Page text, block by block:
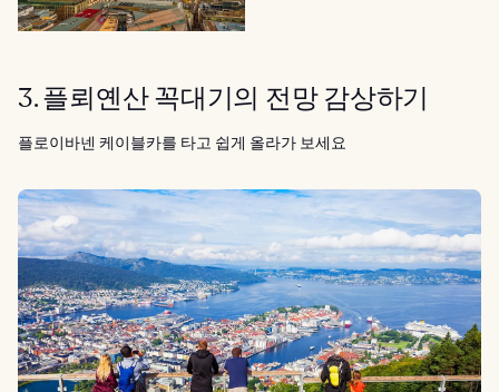
3. 플뢰옌산 꼭대기의 전망 감상하기
플로이바넨 케이블카를 타고 쉽게 올라가 보세요